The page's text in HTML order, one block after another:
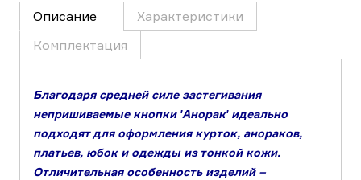
Описание
Характеристики
Комплектация
Благодаря средней силе застегивания
непришиваемые кнопки ʹАноракʹ идеально
подходят для оформления курток, анораков,
платьев, юбок и одежды из тонкой кожи.
Отличительная особенность изделий –